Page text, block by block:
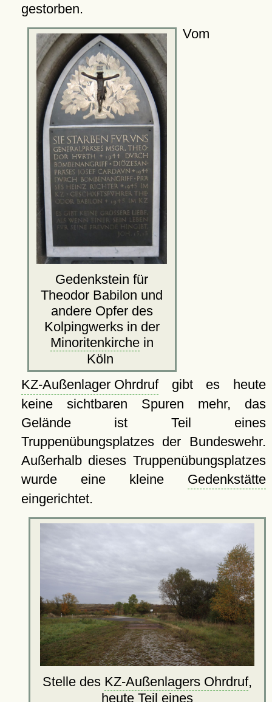
gestorben.
Gedenkstein für
Theodor Babilon und
andere Opfer des
Kolpingwerks in der
Minoritenkirchein
Köln
Vom
KZ-Außenlager Ohrdrufgibt es heute
keine sichtbaren Spuren mehr, das
Gelände ist Teil eines
Truppenübungsplatzes der Bundeswehr.
Außerhalb dieses Truppenübungsplatzes
wurde eine kleine Gedenkstätte
eingerichtet.
Stelle des KZ-Außenlagers Ohrdruf,
heute Teil eines